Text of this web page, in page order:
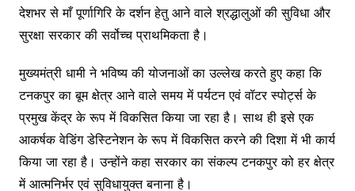
देशभर से माँ पूर्णागिरि के दर्शन हेतु आने वाले श्रद्धालुओं की सुविधा और
सुरक्षा सरकार की सर्वोच्च प्राथमिकता है।
मुख्यमंत्री धामी ने भविष्य की योजनाओं का उल्लेख करते हुए कहा कि
टनकपुर का बूम क्षेत्र आने वाले समय में पर्यटन एवं वॉटर स्पोर्ट्स के
प्रमुख केंद्र के रूप में विकसित किया जा रहा है। साथ ही इसे एक
आकर्षक वेडिंग डेस्टिनेशन के रूप में विकसित करने की दिशा में भी कार्य
किया जा रहा है। उन्होंने कहा सरकार का संकल्प टनकपुर को हर क्षेत्र
में आत्मनिर्भर एवं सुविधायुक्त बनाना है।